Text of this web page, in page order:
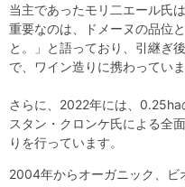
当主であったモリ二エール氏
重要なのは、ドメーヌの品位
と。」と語っており、引継ぎ
で、ワイン造りに携わっていま
さらに、2022年には、0.25ha
スタン・クロンケ氏による全
りを行っています。
2004年からオーガニック、ビ